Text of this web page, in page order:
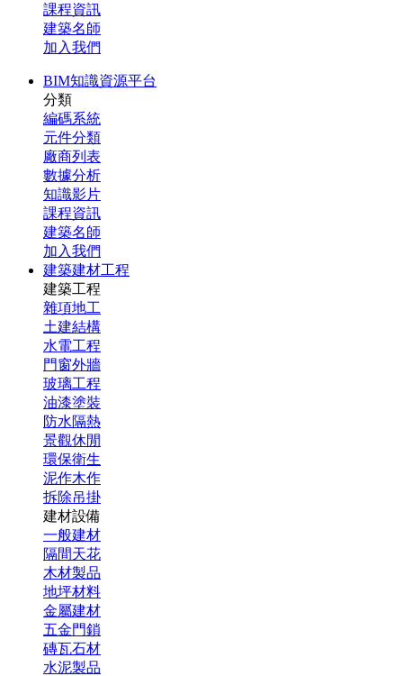
課程資訊
建築名師
加入我們
BIM知識資源平台
分類
編碼系統
元件分類
廠商列表
數據分析
知識影片
課程資訊
建築名師
加入我們
建築建材工程
建築工程
雜項地工
土建結構
水電工程
門窗外牆
玻璃工程
油漆塗裝
防水隔熱
景觀休閒
環保衛生
泥作木作
拆除吊掛
建材設備
一般建材
隔間天花
木材製品
地坪材料
金屬建材
五金門鎖
磚瓦石材
水泥製品